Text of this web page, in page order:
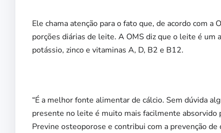
Ele chama atenção para o fato que, de acordo com a
porções diárias de leite. A OMS diz que o leite é
potássio, zinco e vitaminas A, D, B2 e B12.
“É a melhor fonte alimentar de cálcio. Sem dúvida
presente no leite é muito mais facilmente
Previne osteoporose e contribui com a prevenção